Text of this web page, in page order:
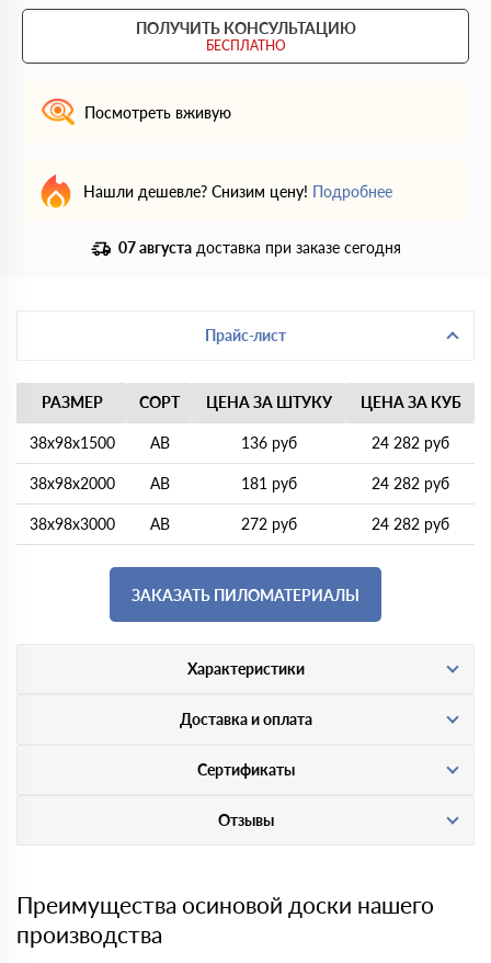
ПОЛУЧИТЬ КОНСУЛЬТАЦИЮ
БЕСПЛАТНО
Посмотреть вживую
Нашли дешевле? Снизим цену! Подробнее
07 августа доставка при заказе сегодня
Прайс-лист
РАЗМЕР СОРТ ЦЕНА ЗА ШТУКУ ЦЕНА ЗА КУБ
38х98х1500 АВ 136 руб 24 282 руб
38х98х2000 АВ 181 руб 24 282 руб
38х98х3000 АВ 272 руб 24 282 руб
ЗАКАЗАТЬ ПИЛОМАТЕРИАЛЫ
Характеристики
Доставка и оплата
Сертификаты
Отзывы
Преимущества осиновой доски нашего
производства